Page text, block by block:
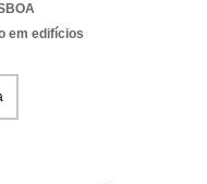
em edifícios